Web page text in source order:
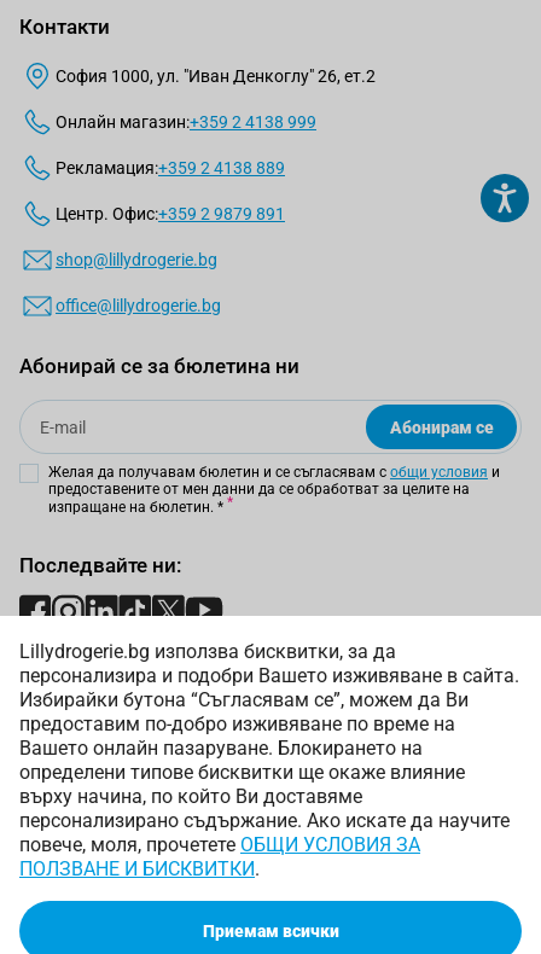
Lillydrogerie.bg използва бисквитки, за да
персонализира и подобри Вашето изживяване в сайта.
Избирайки бутона “Съгласявам се”, можем да Ви
предоставим по-добро изживяване по време на
Вашето онлайн пазаруване. Блокирането на
определени типове бисквитки ще окаже влияние
върху начина, по който Ви доставяме
персонализирано съдържание. Ако искате да научите
повече, моля, прочетете ОБЩИ УСЛОВИЯ ЗА
ПОЛЗВАНЕ И БИСКВИТКИ.
Приемам всички
Контакти
София 1000, ул. "Иван Денкоглу" 26, ет.2
Онлайн магазин:+359 2 4138 999
Рекламация:+359 2 4138 889
Центр. Офис:+359 2 9879 891
shop@lillydrogerie.bg
office@lillydrogerie.bg
Абонирай се за бюлетина ни
Email
Абонирам се
Желая да получавам бюлетин и се съгласявам с общи условия и
предоставените от мен данни да се обработват за целите на
изпращане на бюлетин. *
Последвайте ни:
Начини на плащане:
Начини на доставка:
Copyright © 2025 Лили Дрогерие ЕООД. Всички права